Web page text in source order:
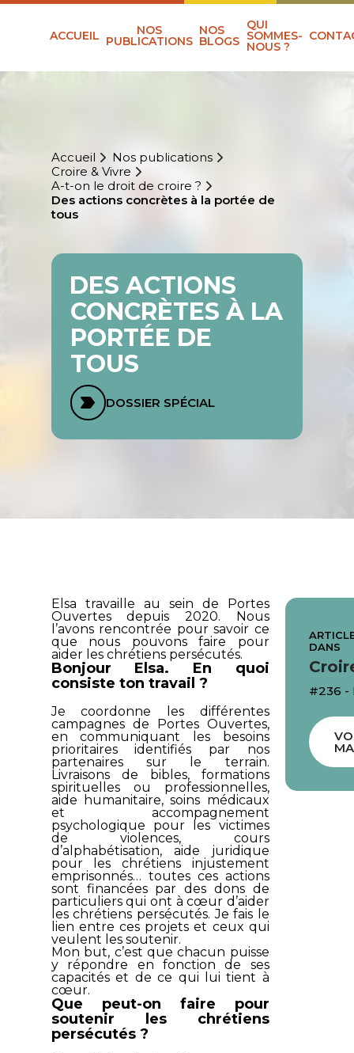
ACCUEIL NOS
PUBLICATIONS
NOS
BLOGS
QUI
SOMMES-
NOUS ?
Accueil
Nos publications
Croire & Vivre
A-t-on le droit de croire ?
Des actions concrètes à la portée de
tous
DES ACTIONS
CONCRÈTES À LA
PORTÉE DE
TOUS
DOSSIER SPÉCIAL
Elsa travaille au sein de Portes
Ouvertesdepuis 2020. Nous
l’avons rencontrée pour savoir ce
que nous pouvons faire pour
aider les chrétiens persécutés.
Bonjour Elsa. En quoi
consiste ton travail ?
Je coordonne les différentes
campagnes de Portes Ouvertes,
en communiquant les besoins
prioritaires identifiés par nos
partenaires sur le terrain.
Livraisons de bibles, formations
spirituelles ou professionnelles,
aide humanitaire, soins médicaux
et accompagnement
psychologique pour les victimes
de violences, cours
d’alphabétisation, aide juridique
pour les chrétiens injustement
emprisonnés… toutes ces actions
sont financées par des dons de
particuliers qui ont à cœur d’aider
les chrétiens persécutés. Je fais le
lien entre ces projets et ceux qui
veulent les soutenir.
Mon but, c’est que chacun puisse
y répondre en fonction de ses
capacités et de ce qui lui tient à
cœur.
Que peut-on faire pour
soutenir les chrétiens
persécutés ?
DANS
#236 -